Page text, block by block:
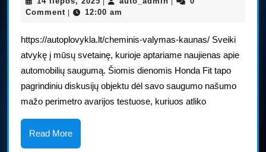
liepos,
Comment
12:00 am
https://autoplovykla.lt/cheminis-valymas-kaunas/ Sveiki
atvykę į mūsų svetainę, kurioje aptariame naujienas apie
automobilių saugumą. Šiomis dienomis Honda Fit tapo
pagrindiniu diskusijų objektu dėl savo saugumo našumo
mažo perimetro avarijos testuose, kuriuos atliko
Read MoreRead
More